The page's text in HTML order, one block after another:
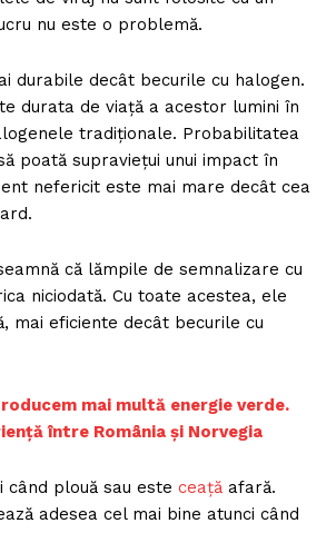
nu este o problemă.
durabile decât becurile cu halogen.
durata de viață a acestor lumini în
tradiționale. Probabilitatea
poată supraviețui unui impact în
nefericit este mai mare decât cea
că lămpile de semnalizare cu
niciodată. Cu toate acestea, ele
mai eficiente decât becurile cu
mai multă energie verde.
între România și Norvegia
când plouă sau este ceață afară.
adesea cel mai bine atunci când